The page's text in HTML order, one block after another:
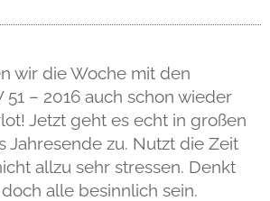
wir die Woche mit den
– 2016 auch schon wieder
Jetzt geht es echt in großen
Jahresende zu. Nutzt die Zeit
allzu sehr stressen. Denkt
alle besinnlich sein.